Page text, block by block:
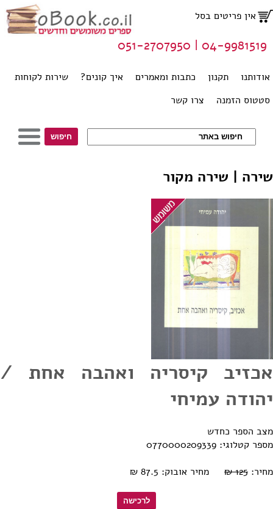
אין פריטים בסל
אודותנו תקנון כתבות ומאמרים איך קונים?
שירות לקוחות
סטטוס הזמנה
צרו קשר
04-9981519 | 051-2707950
שירה | שירה מקור
אכזיב קיסריה ואהבה אחת /
יהודה עמיחי
מצב הספר כחדש
מספר קטלוגי: 0770000209339
מחיר: 125 ₪ מחיר אובוק: 87.5 ₪